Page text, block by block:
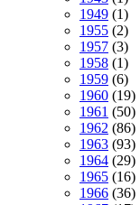
1949 (1)
1955 (2)
1957 (3)
1958 (1)
1959 (6)
1960 (19)
1961 (50)
1962 (86)
1963 (93)
1964 (29)
1965 (16)
1966 (36)